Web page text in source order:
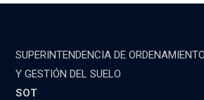
SUPERINTENDENCIA DE
Y GESTIÓN DEL SUELO
SOT